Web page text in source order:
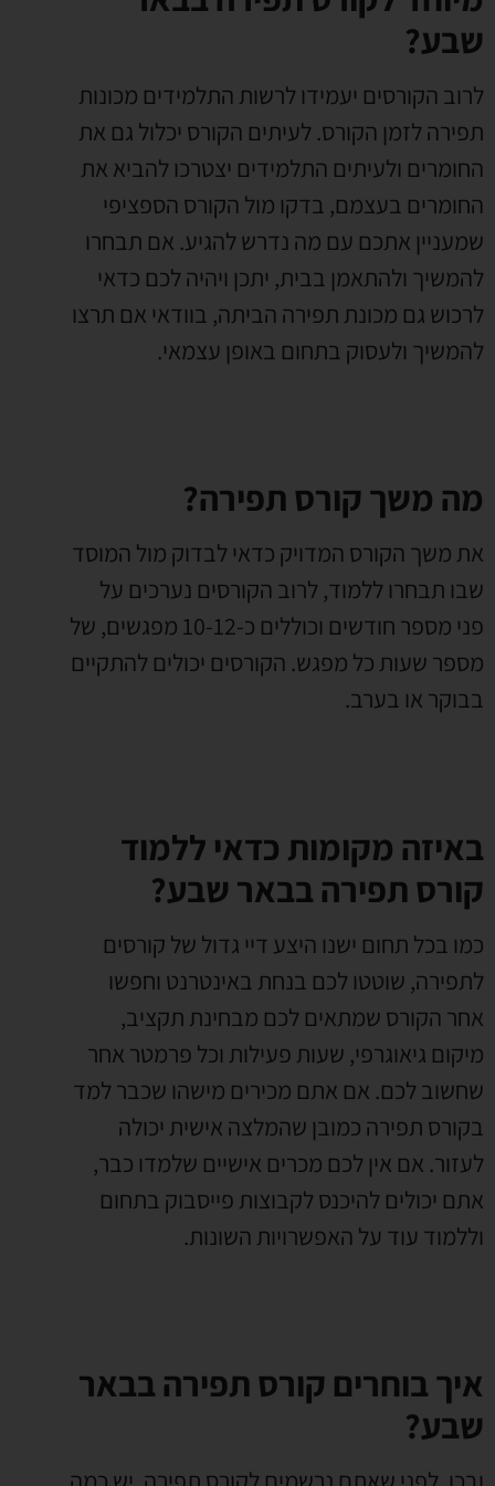
שבע?
לרוב הקורסים יעמידו לרשות התלמידים מכונות
תפירה לזמן הקורס. לעיתים הקורס יכלול גם את
החומרים ולעיתים התלמידים יצטרכו להביא את
החומרים בעצמם, בדקו מול הקורס הספציפי
שמעניין אתכם עם מה נדרש להגיע. אם תבחרו
להמשיך ולהתאמן בבית, יתכן ויהיה לכם כדאי
לרכוש גם מכונת תפירה הביתה, בוודאי אם תרצו
להמשיך ולעסוק בתחום באופן עצמאי.
מה משך קורס תפירה?
את משך הקורס המדויק כדאי לבדוק מול המוסד
שבו תבחרו ללמוד, לרוב הקורסים נערכים על
פני מספר חודשים וכוללים כ-10-12 מפגשים, של
מספר שעות כל מפגש. הקורסים יכולים להתקיים
בבוקר או בערב.
באיזה מקומות כדאי ללמוד
קורס תפירה בבאר שבע?
כמו בכל תחום ישנו היצע דיי גדול של קורסים
לתפירה, שוטטו לכם בנחת באינטרנט וחפשו
אחר הקורס שמתאים לכם מבחינת תקציב,
מיקום גיאוגרפי, שעות פעילות וכל פרמטר אחר
שחשוב לכם. אם אתם מכירים מישהו שכבר למד
בקורס תפירה כמובן שהמלצה אישית יכולה
לעזור. אם אין לכם מכרים אישיים שלמדו כבר,
אתם יכולים להיכנס לקבוצות פייסבוק בתחום
וללמוד עוד על האפשרויות השונות.
איך בוחרים קורס תפירה בבאר
שבע?